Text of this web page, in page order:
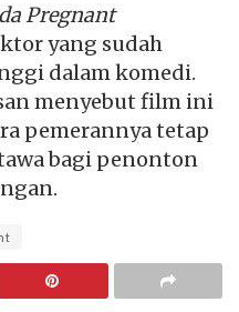
Pregnant
yang sudah
dalam komedi.
menyebut film ini
pemerannya tetap
bagi penonton